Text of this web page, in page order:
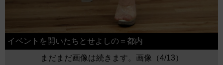
イベントを開いたちとせよしの＝都内
まだまだ画像は続きます。画像（4/13）